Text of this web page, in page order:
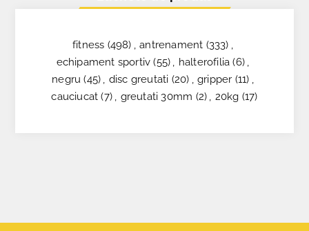
fitness (498) , antrenament (333) ,
echipament sportiv (55) , halterofilia (6) ,
negru (45) , disc greutati (20) , gripper (11) ,
cauciucat (7) , greutati 30mm (2) , 20kg (17)